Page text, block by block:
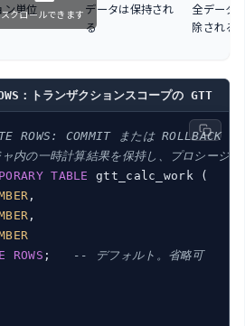
ン単位
データは保持され
る
全データ
除される
スクロールできます
：トランザクションスコープの GTT
ROWS: COMMIT または ROLLBACK で
内の一時計算結果を保持し、プロシージ
TABLE
gtt_calc_work (
,
,
ROWS ; -- デフォルト。省略可